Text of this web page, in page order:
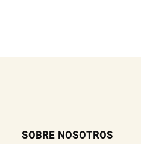
SOBRE NOSOTROS